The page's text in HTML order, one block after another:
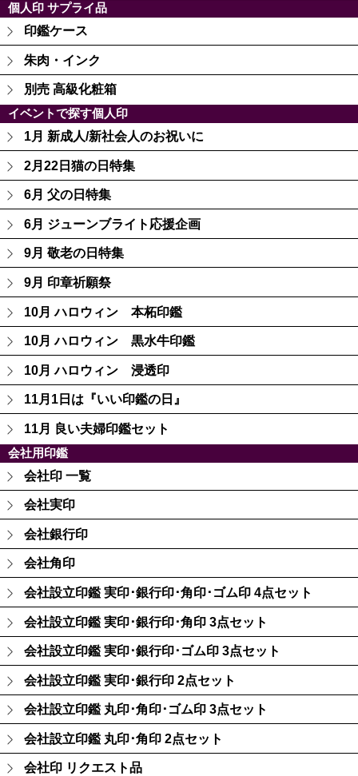
個人印 サプライ品
印鑑ケース
朱肉・インク
別売 高級化粧箱
イベントで探す個人印
1月 新成人/新社会人のお祝いに
2月22日猫の日特集
6月 父の日特集
6月 ジューンブライト応援企画
9月 敬老の日特集
9月 印章祈願祭
10月 ハロウィン 本柘印鑑
10月 ハロウィン 黒水牛印鑑
10月 ハロウィン 浸透印
11月1日は『いい印鑑の日』
11月 良い夫婦印鑑セット
会社用印鑑
会社印 一覧
会社実印
会社銀行印
会社角印
会社設立印鑑 実印･銀行印･角印･ゴム印 4点セット
会社設立印鑑 実印･銀行印･角印 3点セット
会社設立印鑑 実印･銀行印･ゴム印 3点セット
会社設立印鑑 実印･銀行印 2点セット
会社設立印鑑 丸印･角印･ゴム印 3点セット
会社設立印鑑 丸印･角印 2点セット
会社印 リクエスト品